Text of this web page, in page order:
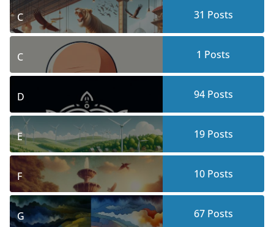
C 31 Posts
C 1 Posts
D 94Posts
E 19Posts
F 10Posts
G 67Posts